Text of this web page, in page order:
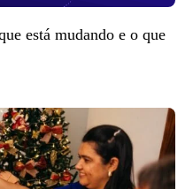
está mudando e o que